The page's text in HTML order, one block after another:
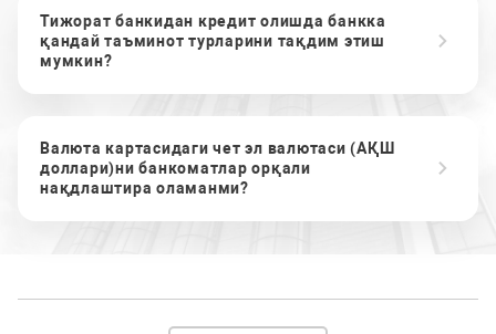
Тижорат банкидан кредит олишда банкка
қандай таъминот турларини тақдим этиш
мумкин?
Валюта картасидаги чет эл валютаси (АҚШ
доллари)ни банкоматлар орқали
нақдлаштира оламанми?